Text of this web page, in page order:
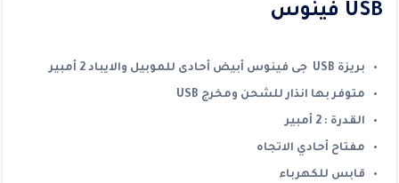
USB فينوس
بريزة USB جى فينوس أبيض أحادى للموبيل والايباد 2 أمبير
متوفر بها انذار للشحن ومخرج USB
القدرة : 2 أمبير
مفتاح أحادي الاتجاه
قابس للكهرباء